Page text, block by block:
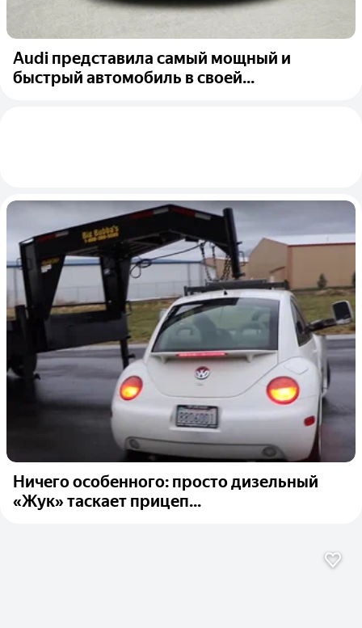
Audi представила самый мощный и
быстрый автомобиль в своей...
Ничего особенного: просто дизельный
«Жук» таскает прицеп...